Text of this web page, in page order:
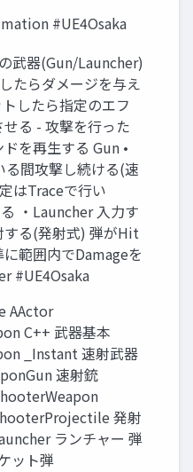
#UE4Osaka
武器(Gun/Launcher)
たらダメージを与え
したら指定のエフ
る - 攻撃を行った
を再生する Gun •
る間攻撃し続ける(速
はTraceで行い
・Launcher 入力す
する(発射式) 弾がHit
範囲内でDamageを
#UE4Osaka
AActor
C++ 武器基本
_Instant 速射武器
速射銃
発射
ランチャー 弾
ット弾